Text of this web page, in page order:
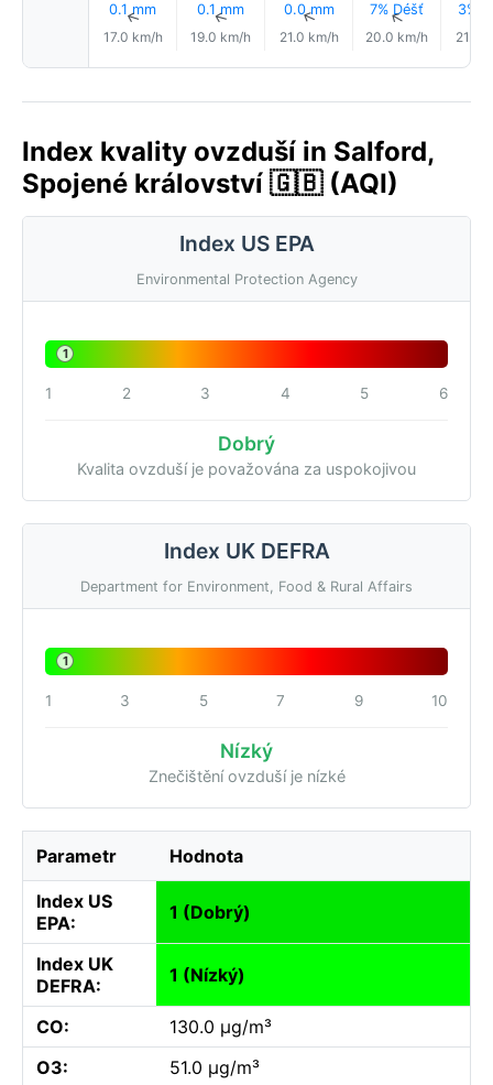
0.1 mm
↑
17.0 km/h
0.1 mm
↑
19.0 km/h
0.0 mm
↑
21.0 km/h
7% Déšť
↑
20.0 km/h
3%
21.0
Index kvality ovzduší in Salford,
Spojené království 🇬🇧 (AQI)
Index US EPA
Environmental Protection Agency
1
1 2 3 4 5 6
Dobrý
Kvalita ovzduší je považována za uspokojivou
Index UK DEFRA
Department for Environment, Food & Rural Affairs
1
1 3 5 7 9 10
Nízký
Znečištění ovzduší je nízké
Parametr Hodnota
Index US
EPA:
1 (Dobrý)
Index UK
DEFRA:
1 (Nízký)
CO:
130.0 µg/m³
O3:
51.0 µg/m³